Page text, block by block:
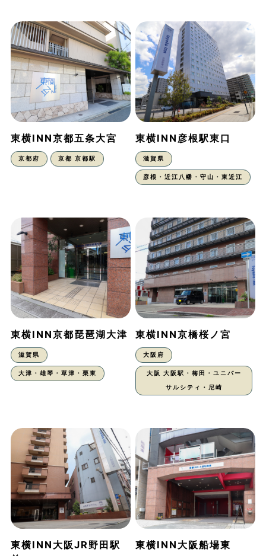
東横INN京都五条大宮
京都府 京都 京都駅
東横INN彦根駅東口
滋賀県
彦根・近江八幡・守山・東近江
東横INN京都琵琶湖大津
滋賀県
大津・雄琴・草津・栗東
東横INN京橋桜ノ宮
大阪府
大阪 大阪駅・梅田・ユニバー
サルシティ・尼崎
東横INN大阪JR野田駅
東横INN大阪船場東